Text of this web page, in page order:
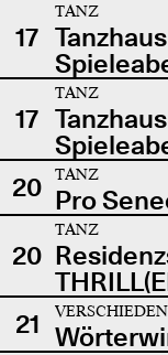
17
TANZ
17
TANZ
20
TANZ
Pro
20
TANZ
21